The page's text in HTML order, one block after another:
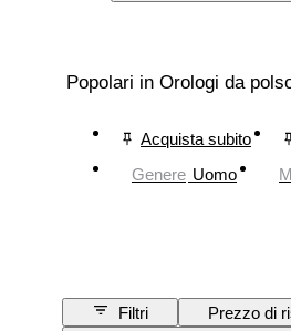
Popolari in Orologi da
Acquista subito
Genere Uomo
Filtri Prezzo di